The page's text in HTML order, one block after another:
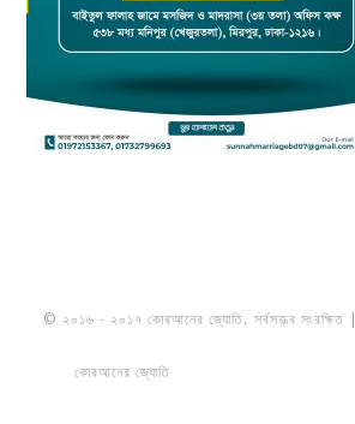
© ২০১৬ - ২০১৭ কোরআনের জ্যোতি. সর্বসত্ত্ব সংরক্ষিত |
কোরআনের জ্যোতি